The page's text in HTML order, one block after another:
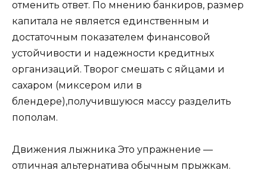
отменить ответ. По мнению банкиров, размер
капитала не является единственным и
достаточным показателем финансовой
устойчивости и надежности кредитных
организаций. Творог смешать с яйцами и
сахаром (миксером или в
блендере),получившуюся массу разделить
пополам.
Движения лыжника Это упражнение —
отличная альтернатива обычным прыжкам.